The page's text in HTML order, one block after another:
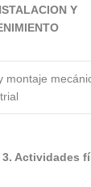
Y
montaje
3. Actividades